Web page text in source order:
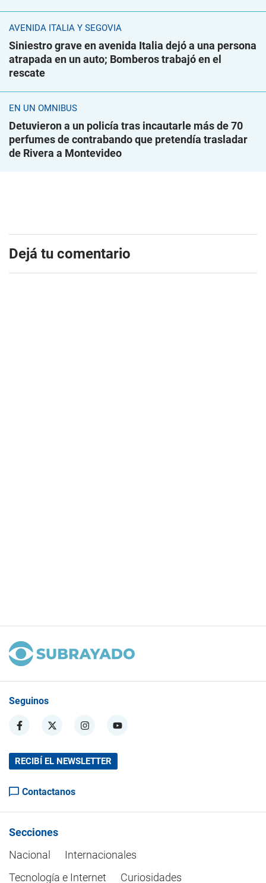
AVENIDA ITALIA Y SEGOVIA
Siniestro grave en avenida Italia dejó a una persona
atrapada en un auto; Bomberos trabajó en el
rescate
EN UN ÓMNIBUS
Detuvieron a un policía tras incautarle más de 70
perfumes de contrabando que pretendía trasladar
de Rivera a Montevideo
Dejá tu comentario
Seguinos
RECIBÍ EL NEWSLETTER
Contactanos
Secciones
Nacional
Internacionales
Tecnología e Internet
Curiosidades